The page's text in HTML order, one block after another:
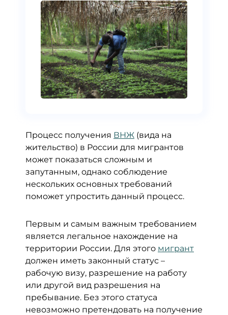
Процесс получения ВНЖ (вида на
жительство) в России для мигрантов
может показаться сложным и
запутанным, однако соблюдение
нескольких основных требований
поможет упростить данный процесс.
Первым и самым важным требованием
является легальное нахождение на
территории России. Для этого мигрант
должен иметь законный статус –
рабочую визу, разрешение на работу
или другой вид разрешения на
пребывание. Без этого статуса
невозможно претендовать на получение